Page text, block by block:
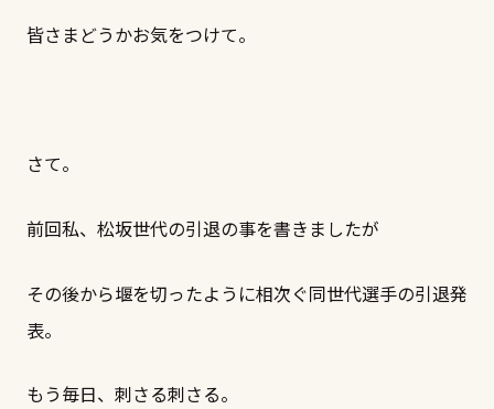
皆さまどうかお気をつけて。
さて。
前回私、松坂世代の引退の事を書きましたが
その後から堰を切ったように相次ぐ同世代選手の引退発
表。
もう毎日、刺さる刺さる。